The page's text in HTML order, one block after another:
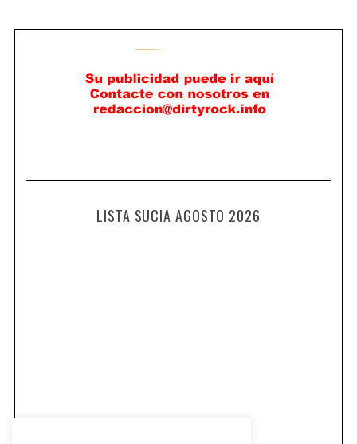
LISTA SUCIA AGOSTO 2026